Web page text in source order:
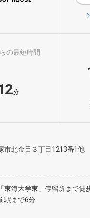
の最短時間
分
市北金目３丁目1213番1他
東海大学東」停留所まで徒
駅まで6分